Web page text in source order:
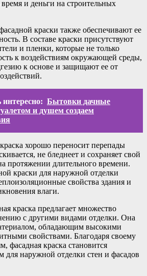
и деньги на строительных
краски также обеспечивают ее
В составе краски присутствуют
и пленки, которые не только
к воздействиям окружающей среды,
к основе и защищают ее от
Бытовки дачные
и душем создаем
хорошо переносит перепады
не бледнеет и сохраняет свой
протяжении длительного времени.
краски для наружной отделки
свойства здания и
влаги.
краска предлагает множество
с другими видами отделки. Она
обладающим высокими
свойствами. Благодаря своему
фасадная краска становится
наружной отделки стен и фасадов